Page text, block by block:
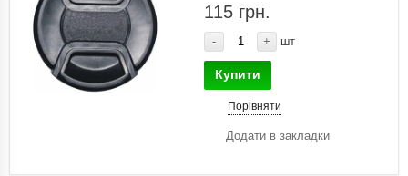
115 грн.
- + шт
Купити
Порівняти
Додати в закладки